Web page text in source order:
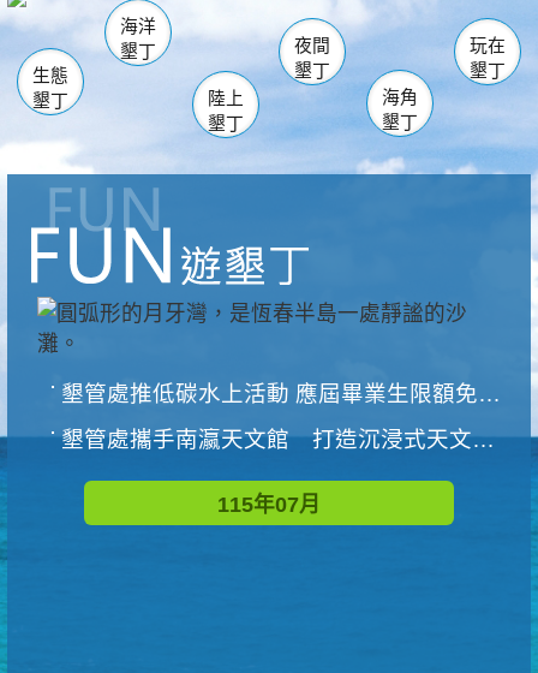
南仁湖
海生館
恆春 佳樂水
龍鑾潭自然中心 森林遊樂區
瓊麻館
關山 墾管處遊客中心
社頂公園 風吹沙
船帆石
白砂 龍磐公園
香蕉灣
砂島
鵝鑾鼻
生態
墾丁
海洋
墾丁
陸上
墾丁
夜間
墾丁
海角
墾丁
玩在
墾丁
墾管處推低碳水上活動 應屆畢業生限額免費參加
墾管處攜手南瀛天文館 打造沉浸式天文探索營隊
115年07月